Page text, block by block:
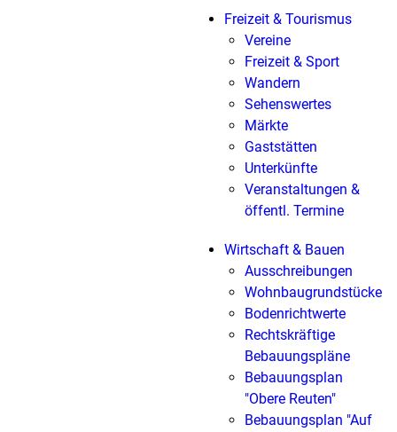
Freizeit & Tourismus
Vereine
Freizeit & Sport
Wandern
Sehenswertes
Märkte
Gaststätten
Unterkünfte
Veranstaltungen &
öffentl. Termine
Wirtschaft & Bauen
Ausschreibungen
Wohnbaugrundstücke
Bodenrichtwerte
Rechtskräftige
Bebauungspläne
Bebauungsplan
"Obere Reuten"
Bebauungsplan "Auf